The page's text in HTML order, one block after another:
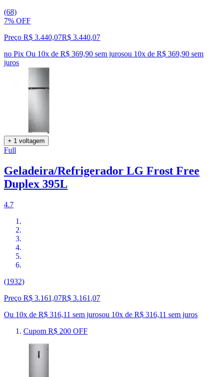
(68)
7% OFF
Preço R$ 3.440,07R$ 3.440,07
no Pix Ou 10x de R$ 369,90 sem jurosou 10x de R$ 369,90 sem
juros
+ 1 voltagem
Full
Geladeira/Refrigerador LG Frost Free
Duplex 395L
4.7
(1932)
Preço R$ 3.161,07R$ 3.161 ,07
Ou 10x de R$ 316,11 sem jurosou 10x de R$ 316,11 sem juros
Cupom R$ 200 OFF